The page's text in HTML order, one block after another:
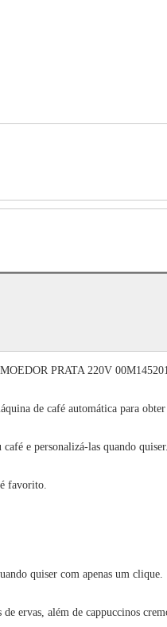
PRATA 220V
de café automática para
e personalizá-las quando quiser.
favorito.
quiser com apenas um clique.
ervas, além de cappuccinos